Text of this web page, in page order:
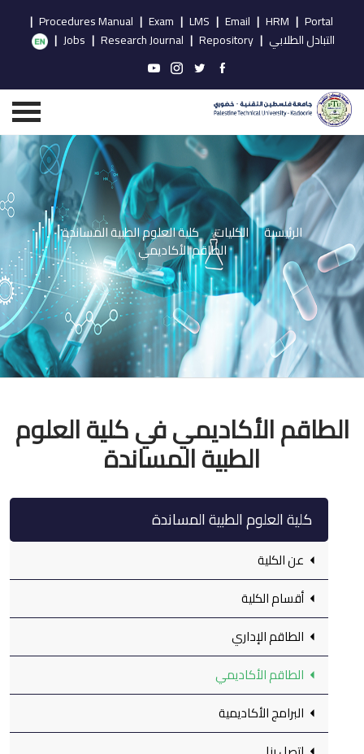
Portal
|
HRM
|
Email
|
LMS
|
Exam
|
Procedures Manual
|
التبادل الطلابي |
Repository
|
Research Journal
|
Jobs
|
الرئيسية الكليات كلية العلوم الطبية المساندة
الطاقم الأكاديمي
الطاقم الأكاديمي في كلية العلوم
الطبية المساندة
كلية العلوم الطبية المساندة
عن الكلية
أقسام الكلية
الطاقم الإداري
الطاقم الأكاديمي
البرامج الأكاديمية